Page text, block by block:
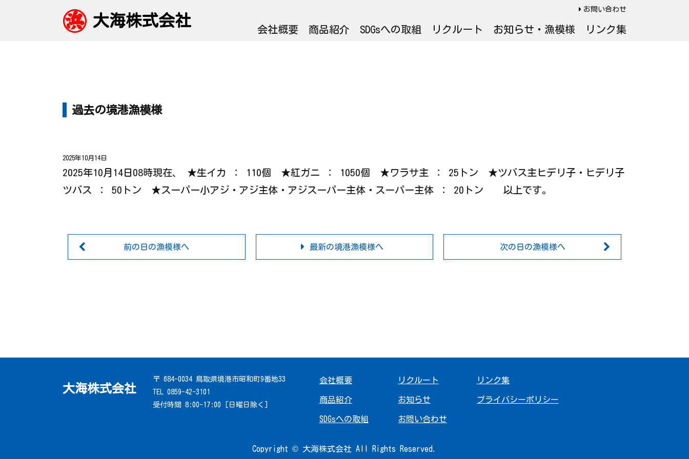
大海株式会社
お問い合わせ
会社概要 商品紹介 SDGsへの取組 リクルート お知らせ・漁模様 リンク集
過去の境港漁模様
2025年10月14日
2025年10月14日08時現在、 ★生イカ ： 110個 ★紅ガニ ： 1050個 ★ワラサ主 ： 25トン ★ツバス主ヒデリ子・ヒデリ子
ツバス ： 50トン ★スーパー小アジ・アジ主体・アジスーパー主体・スーパー主体 ： 20トン 以上です。
前の日の漁模様へ 最新の境港漁模様へ 次の日の漁模様へ
大海株式会社
〒 684-0034 鳥取県境港市昭和町9番地33
TEL 0859-42-3101
受付時間 8:00-17:00 [日曜日除く]
会社概要
商品紹介
SDGsへの取組
リクルート
お知らせ
お問い合わせ
リンク集
プライバシーポリシー
Copyright © 大海株式会社 All Rights Reserved.